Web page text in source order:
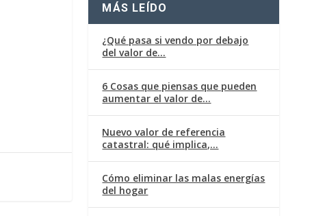
MÁS LEÍDO
¿Qué pasa si vendo por debajo
del valor de…
6 Cosas que piensas que pueden
aumentar el valor de…
Nuevo valor de referencia
catastral: qué implica,…
Cómo eliminar las malas energías
del hogar